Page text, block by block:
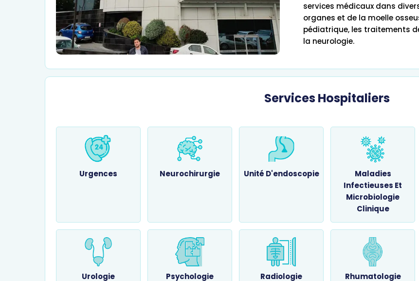
services médicaux dans
organes et de la moelle
pédiatrique, les traitements
la neurologie.
Services Hospitaliers
Urgences Neurochirurgie Unité D'endoscopie
Maladies
Infectieuses Et
Microbiologie
Clinique
Urologie Psychologie Radiologie Rhumatologie